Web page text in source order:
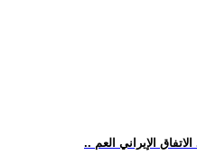
الإيراني العم